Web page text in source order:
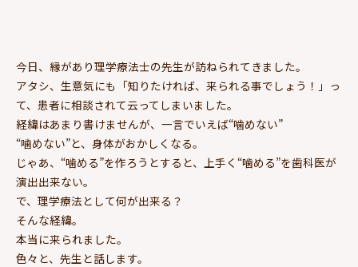
今日、縁があり理学療法士の先生が訪ねられてきました。
アタシ、生意気にも「知りたければ、来られる事でしょう！」っ
て、患者に相談されて云ってしまいました。
経緯はあまり書けませんが、一言でいえば“噛めない”
“噛めない”と、身体がおかしくなる。
じゃあ、“噛める”を作ろうとすると、上手く“噛める”を歯科医が
演出出来ない。
で、理学療法として何が出来る？
そんな経緯。
本当に来られました。
色々と、先生と話します。